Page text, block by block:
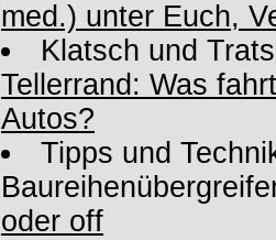
med.) unter Euch,
Klatsch und
Tellerrand: Was
Autos?
Tipps und
oder off